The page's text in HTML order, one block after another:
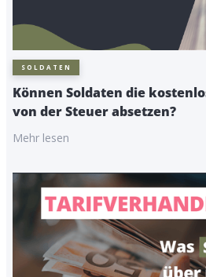
SOLDATEN
Können Soldaten die
von der Steuer absetzen?
Mehr lesen